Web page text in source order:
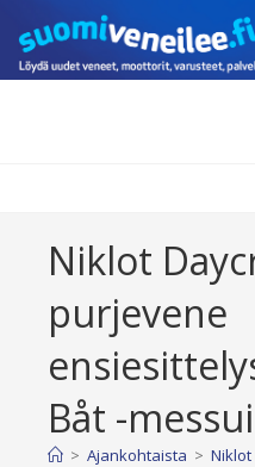
suoraan
sisältöön
Niklot
purjevene
Båt -
> Ajankohtaista >